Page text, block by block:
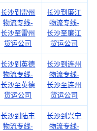
长沙到雷州
物流专线-
长沙至雷州
货运公司
长沙到廉江
物流专线-
长沙至廉江
货运公司
长沙到英德
物流专线-
长沙至英德
货运公司
长沙到连州
物流专线-
长沙至连州
货运公司
长沙到陆丰
物流专线-
长沙到兴宁
物流专线-